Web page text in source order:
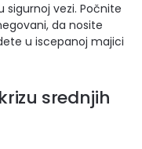
sigurnoj vezi. Počnite
da nosite
u iscepanoj majici
srednjih